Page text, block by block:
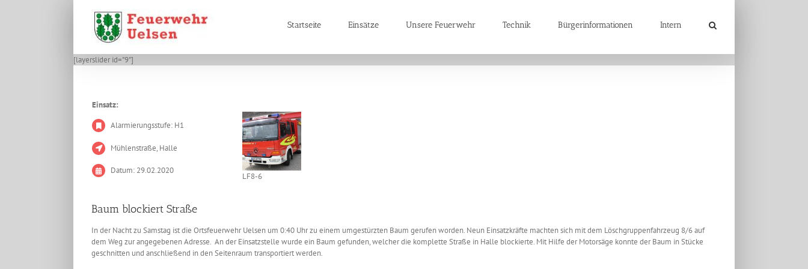
Startseite Einsätze Unsere Feuerwehr Technik Bürgerinformationen Intern
[layerslider id="9"]
Einsatz:
Alarmierungsstufe: H1
Mühlenstraße, Halle
Datum: 29.02.2020
LF8-6
Baum blockiert Straße
In der Nacht zu Samstag ist die Ortsfeuerwehr Uelsen um 0:40 Uhr zu einem umgestürzten Baum gerufen worden. Neun Einsatzkräfte machten sich mit dem Löschgruppenfahrzeug 8/6 auf
dem Weg zur angegebenen Adresse. An der Einsatzstelle wurde ein Baum gefunden, welcher die komplette Straße in Halle blockierte. Mit Hilfe der Motorsäge konnte der Baum in Stücke
geschnitten und anschließend in den Seitenraum transportiert werden.